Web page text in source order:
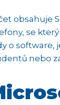
obsahuje
se
o software,
nebo